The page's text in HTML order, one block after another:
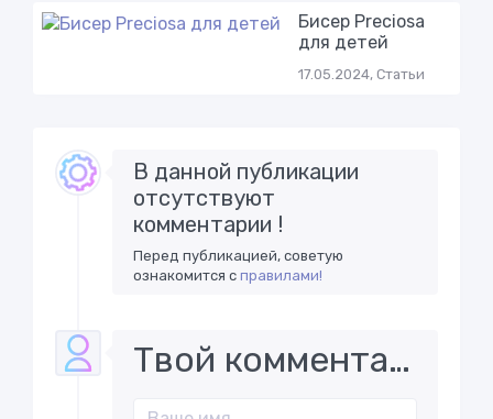
Бисер Preciosa
для детей
17.05.2024, Статьи
В данной публикации
отсутствуют
комментарии !
Перед публикацией, советую
ознакомится справилами!
Твой комментарий..